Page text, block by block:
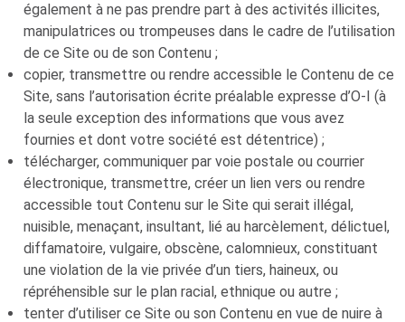
également à ne pas prendre part à des activités illicites,
manipulatrices ou trompeuses dans le cadre de l’utilisation
de ce Site ou de son Contenu ;
copier, transmettre ou rendre accessible le Contenu de ce
Site, sans l’autorisation écrite préalable expresse d’O-I (à
la seule exception des informations que vous avez
fournies et dont votre société est détentrice) ;
télécharger, communiquer par voie postale ou courrier
électronique, transmettre, créer un lien vers ou rendre
accessible tout Contenu sur le Site qui serait illégal,
nuisible, menaçant, insultant, lié au harcèlement, délictuel,
diffamatoire, vulgaire, obscène, calomnieux, constituant
une violation de la vie privée d’un tiers, haineux, ou
répréhensible sur le plan racial, ethnique ou autre ;
tenter d’utiliser ce Site ou son Contenu en vue de nuire à